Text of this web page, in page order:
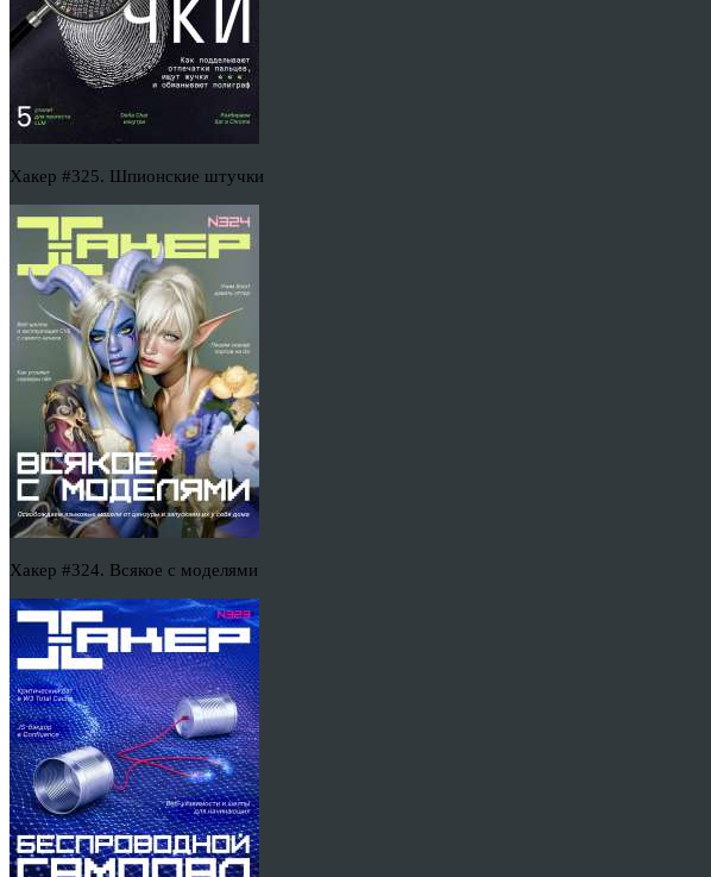
Хакер #325. Шпионские штучки
Хакер #324. Всякое с моделями